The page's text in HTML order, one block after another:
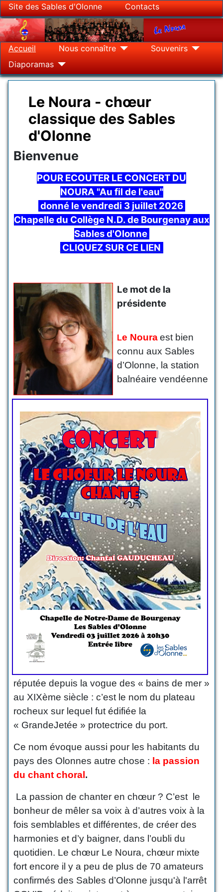
Site des Sables d'Olonne Contacts
Accueil Nous connaître
Souvenirs
Diaporamas
Le Noura - chœur
classique des Sables
d'Olonne
Bienvenue
DétailsPOUR ECOUTER LE CONCERT DU
NOURA "Au fil de l'eau"
donné le vendredi 3 juillet 2026
Chapelle du Collège N.D. de Bourgenay aux
Sables d'Olonne
CLIQUEZ SUR CE LIEN
Le mot de la
présidente
Le Nouraest bien
connu aux Sables
d’Olonne, la station
balnéaire vendéenne
réputée depuis la vogue des « bains de mer »
au XIXème siècle : c’est le nom du plateau
rocheux sur lequel fut édifiée la
« GrandeJetée » protectrice du port.
Ce nom évoque aussi pour les habitants du
pays des Olonnes autre chose : la passion
du chant choral .
La passion de chanter en chœur ? C’est le
bonheur de mêler sa voix à d’autres voix à la
fois semblables et différentes, de créer des
harmonies et d’y baigner, dans l’oubli du
quotidien. Le chœur Le Noura, chœur mixte
fort encore il y a peu de plus de 70 amateurs
confirmés des Sables d’Olonne jusqu'à l'arrêt